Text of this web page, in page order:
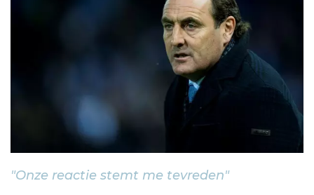
"Onze reactie stemt me tevreden"